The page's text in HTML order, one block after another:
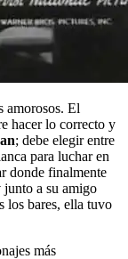
amorosos. El
hacer lo correcto y
; debe elegir entre
para luchar en
donde finalmente
junto a su amigo
los bares, ella tuvo
más